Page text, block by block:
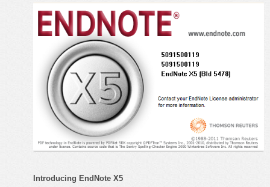
Introducing EndNote X5